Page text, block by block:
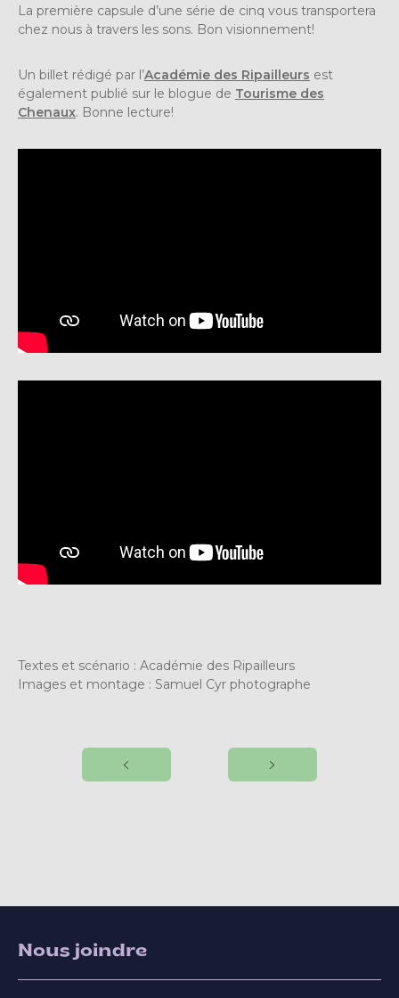
La première capsule d’une série de cinq vous transportera
chez nous à travers les sons. Bon visionnement!
Un billet rédigé par l’Académie des Ripailleurs est
également publié sur le blogue de Tourisme des
Chenaux. Bonne lecture!
Textes et scénario : Académie des Ripailleurs
Images et montage : Samuel Cyr photographe
Nous joindre